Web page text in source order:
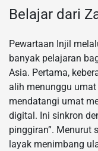
Belajar dari
Pewartaan Injil
banyak pelajaran
Asia. Pertama,
alih menunggu
mendatangi umat
digital. Ini sinkron
pinggiran”. Menurut
layak menimbang